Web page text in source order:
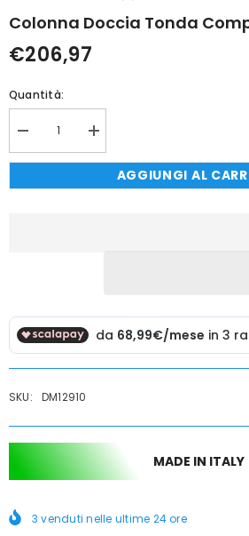
Colonna Doccia Tonda
€206,97
Quantità:
Diminuisci
quantità
per
doccia
Aumenta
quantità
per
Colonna
doccia
AGGIUNGI AL
SKU: DM12910
MADE IN ITALY
3 venduti nelle ultime 24ore